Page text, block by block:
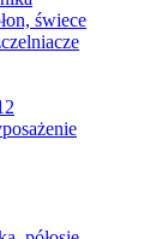
świece